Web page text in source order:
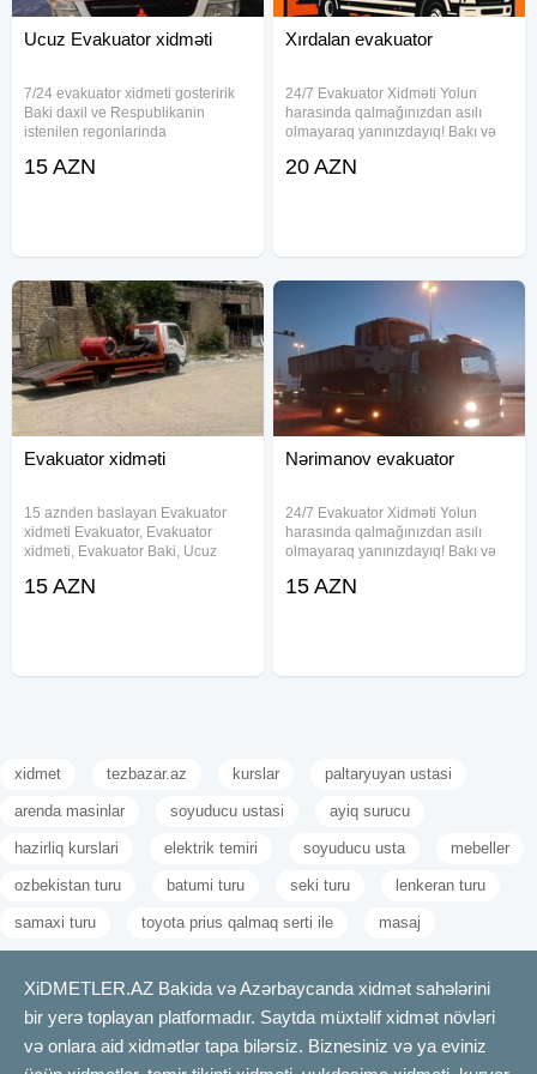
Ucuz Evakuator xidməti
7/24 evakuator xidmeti gosteririk
Baki daxil ve Respublikanin
istenilen regonlarinda
masinlarin ve texnikalarin
15 AZN
Xırdalan evakuator
24/7 Evakuator Xidməti Yolun
harasında qalmağınızdan asılı
olmayaraq yanınızdayıq! Bakı və
Sürətli Təhlükəsiz Münasib qiymət
20 AZN
Evakuator xidməti
15 aznden baslayan Evakuator
xidmeti Evakuator, Evakuator
xidmeti, Evakuator Baki, Ucuz
evakuator, Evakuator ucuz ucuz
15 AZN
Nərimanov evakuator
24/7 Evakuator Xidməti Yolun
harasında qalmağınızdan asılı
olmayaraq yanınızdayıq! Bakı və
Sürətli Təhlükəsiz Münasib qiymət
15 AZN
xidmet tezbazar.az kurslar paltaryuyan ustasi
arenda masinlar soyuducu ustasi ayiq surucu
hazirliq kurslari elektrik temiri soyuducu usta mebeller
ozbekistan turu batumi turu seki turu lenkeran turu
samaxi turu toyota prius qalmaq serti ile masaj
XiDMETLER.AZ Bakida və Azərbaycanda xidmət sahələrini
bir yerə toplayan platformadır. Saytda müxtəlif xidmət növləri
və onlara aid xidmətlər tapa bilərsiz. Biznesiniz və ya eviniz